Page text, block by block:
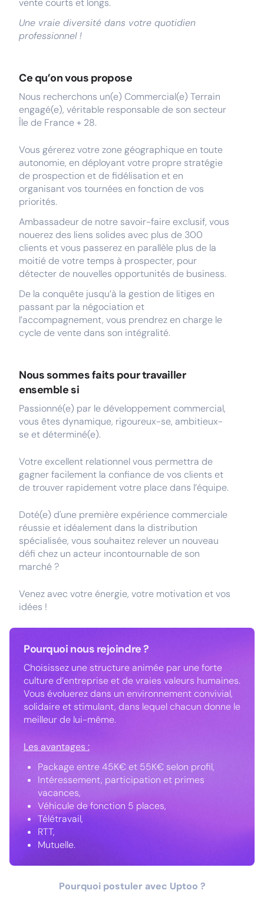
vente courts et longs.
Une vraie diversité dans votre quotidien
professionnel !
Ce qu’on vous propose
Nous recherchons un(e) Commercial(e) Terrain
engagé(e), véritable responsable de son secteur
Île de France + 28.
Vous gérerez votre zone géographique en toute
autonomie, en déployant votre propre stratégie
de prospection et de fidélisation et en
organisant vos tournées en fonction de vos
priorités.
Ambassadeur de notre savoir-faire exclusif, vous
nouerez des liens solides avec plus de 300
clients et vous passerez en parallèle plus de la
moitié de votre temps à prospecter, pour
détecter de nouvelles opportunités de business.
De la conquête jusqu’à la gestion de litiges en
passant par la négociation et
l’accompagnement, vous prendrez en charge le
cycle de vente dans son intégralité.
Nous sommes faits pour travailler
ensemble si
Passionné(e) par le développement commercial,
vous êtes dynamique, rigoureux-se, ambitieux-
se et déterminé(e).
Votre excellent relationnel vous permettra de
gagner facilement la confiance de vos clients et
de trouver rapidement votre place dans l’équipe.
Doté(e) d'une première expérience commerciale
réussie et idéalement dans la distribution
spécialisée, vous souhaitez relever un nouveau
défi chez un acteur incontournable de son
marché ?
Venez avec votre énergie, votre motivation et vos
idées !
Pourquoi nous rejoindre ?
Choisissez une structure animée par une forte
culture d’entreprise et de vraies valeurs humaines.
Vous évoluerez dans un environnement convivial,
solidaire et stimulant, dans lequel chacun donne le
meilleur de lui-même.
Les avantages :
Package entre 45K€ et 55K€ selon profil,
Intéressement, participation et primes
vacances,
Véhicule de fonction 5 places,
Télétravail,
RTT,
Mutuelle.
Pourquoi postuler avec Uptoo ?